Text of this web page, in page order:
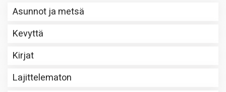
Asunnot ja metsä
Kevyttä
Kirjat
Lajittelematon